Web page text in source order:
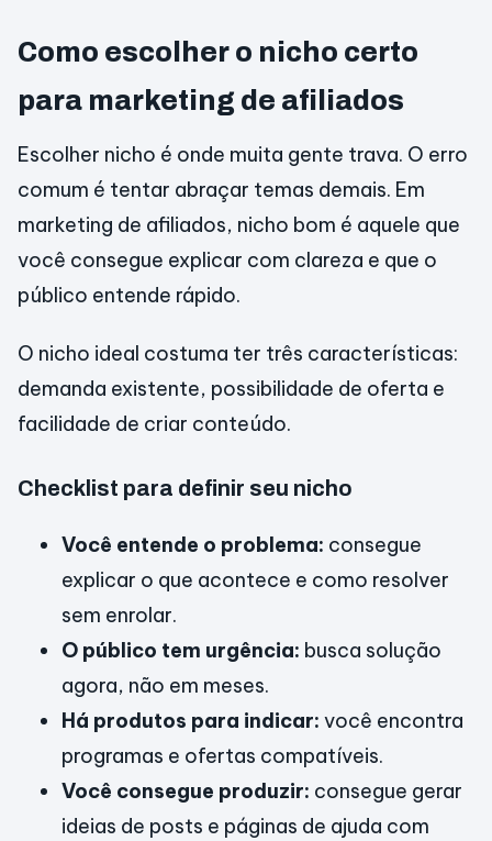
Como escolher o nicho certo
para marketing de afiliados
Escolher nicho é onde muita gente trava. O erro
comum é tentar abraçar temas demais. Em
marketing de afiliados, nicho bom é aquele que
você consegue explicar com clareza e que o
público entende rápido.
O nicho ideal costuma ter três características:
demanda existente, possibilidade de oferta e
facilidade de criar conteúdo.
Checklist para definir seu nicho
Você entende o problema: consegue
explicar o que acontece e como resolver
sem enrolar.
O público tem urgência: busca solução
agora, não em meses.
Há produtos para indicar: você encontra
programas e ofertas compatíveis.
Você consegue produzir: consegue gerar
ideias de posts e páginas de ajuda com